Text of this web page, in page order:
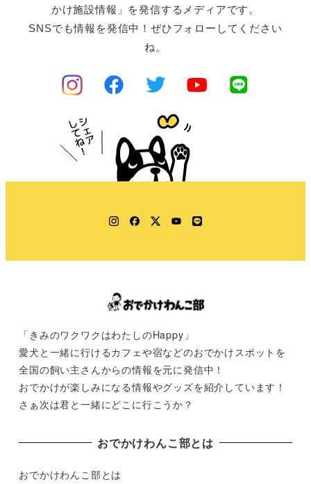
かけ施設情報」を発信するメディアです。
SNSでも情報を発信中！ぜひフォローしてください
ね。
Instagram
Facebook
TwitterYouTube
LINE
「きみのワクワクはわたしのHappy」
愛犬と一緒に行けるカフェや宿などのおでかけスポットを
全国の飼い主さんからの情報を元に発信中！
おでかけが楽しみになる情報やグッズを紹介しています！
さぁ次は君と一緒にどこに行こうか？
おでかけわんこ部とは
おでかけわんこ部とは